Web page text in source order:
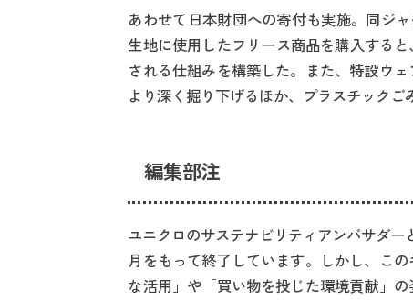
あわせて日本財団への寄付も実施。同ジ
生地に使用したフリース商品を購入する
される仕組みを構築した。また、特設ウ
より深く掘り下げるほか、プラスチックご
編集部注
ユニクロのサステナビリティアンバサダ
月をもって終了しています。しかし、こ
な活用」や「買い物を投じた環境貢献」